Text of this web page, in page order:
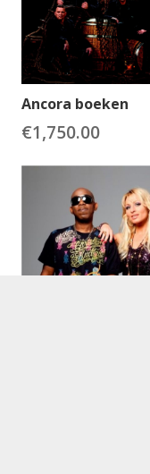
Ancora boeken
€1,750.00